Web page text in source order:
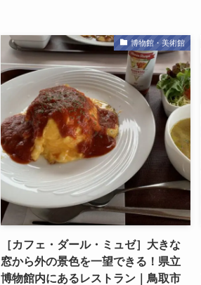
博物館・美術館
［カフェ・ダール・ミュゼ］大きな
窓から外の景色を一望できる！県立
博物館内にあるレストラン｜鳥取市